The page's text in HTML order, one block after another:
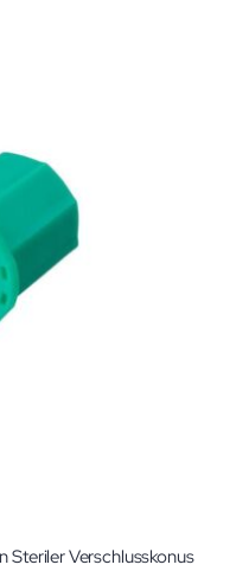
Steriler Verschlusskonus